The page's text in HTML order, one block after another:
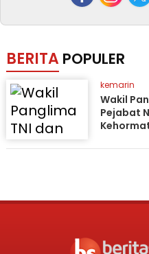
BERITA POPULER
kemarin
Wakil
Pejabat